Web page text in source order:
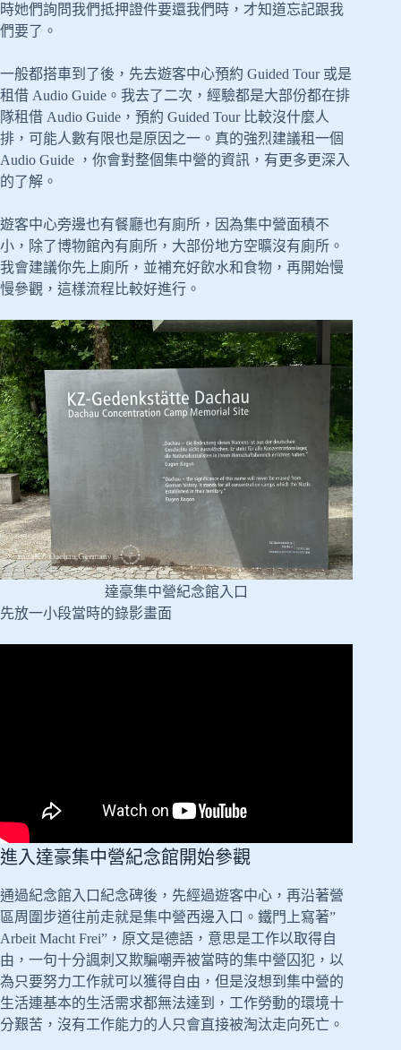
時她們詢問我們抵押證件要還我們時，才知道忘記跟我
們要了。
一般都搭車到了後，先去遊客中心預約 Guided Tour 或是
租借 Audio Guide。我去了二次，經驗都是大部份都在排
隊租借 Audio Guide，預約 Guided Tour 比較沒什麼人
排，可能人數有限也是原因之一。真的強烈建議租一個
Audio Guide ，你會對整個集中營的資訊，有更多更深入
的了解。
遊客中心旁邊也有餐廳也有廁所，因為集中營面積不
小，除了博物館內有廁所，大部份地方空曠沒有廁所。
我會建議你先上廁所，並補充好飲水和食物，再開始慢
慢參觀，這樣流程比較好進行。
達豪集中營紀念館入口
先放一小段當時的錄影畫面
進入達豪集中營紀念館開始參觀
通過紀念館入口紀念碑後，先經過遊客中心，再沿著營
區周圍步道往前走就是集中營西邊入口。鐵門上寫著”
Arbeit Macht Frei”，原文是德語，意思是工作以取得自
由，一句十分諷刺又欺騙嘲弄被當時的集中營囚犯，以
為只要努力工作就可以獲得自由，但是沒想到集中營的
生活連基本的生活需求都無法達到，工作勞動的環境十
分艱苦，沒有工作能力的人只會直接被淘汰走向死亡。